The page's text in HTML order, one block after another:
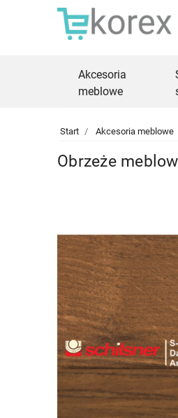
Akcesoria
meblowe
Start Akcesoria meblowe
Obrzeże